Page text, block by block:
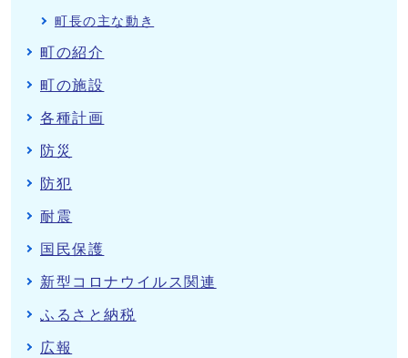
町長の主な動き
町の紹介
町の施設
各種計画
防災
防犯
耐震
国民保護
新型コロナウイルス関連
ふるさと納税
広報